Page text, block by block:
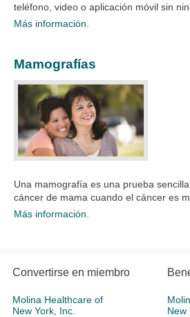
teléfono, video o aplicación móvil sin
Más información.
Mamografías
Una mamografía es una prueba
cáncer de mama cuando el cáncer es
Más información.
Convertirse en miembro
Molina Healthcare of
New York, Inc.
New